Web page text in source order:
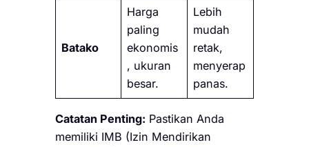
Batako
Harga
paling
ekonomis
, ukuran
besar.
Lebih
mudah
retak,
menyerap
panas.
Catatan Penting: Pastikan Anda
memiliki IMB (Izin Mendirikan